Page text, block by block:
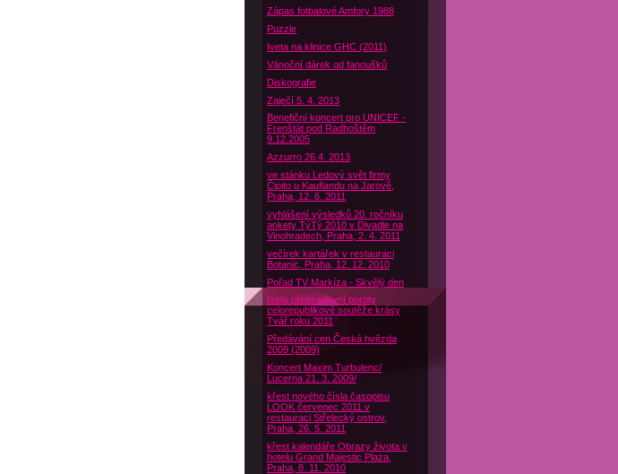
Zápas fotbalové Amfory 1988
Puzzle
Iveta na klinice GHC (2011)
Vánoční dárek od fanoušků
Diskografie
Zaječí 5. 4. 2013
Benefiční koncert pro UNICEF -
Frenštát pod Radhoštěm
9.12.2005
Azzurro 26.4. 2013
ve stánku Ledový svět firmy
Čipito u Kauflandu na Jarově,
Praha, 12. 6. 2011
vyhlášení výsledků 20. ročníku
ankety TýTý 2010 v Divadle na
Vinohradech, Praha, 2. 4. 2011
večírek kartářek v restauraci
Botanic, Praha, 12. 12. 2010
Pořad TV Markíza - Skvělý den
Iveta předsedkyní poroty
celorepublikové soutěže krásy
Tvář roku 2011
Předávání cen Česká hvězda
2009 (2009)
Koncert Maxim Turbulenc/
Lucerna 21. 3. 2009/
křest nového čísla časopisu
LOOK červenec 2011 v
restauraci Střelecký ostrov,
Praha, 26. 5. 2011
křest kalendáře Obrazy života v
hotelu Grand Majestic Plaza,
Praha, 8. 11. 2010